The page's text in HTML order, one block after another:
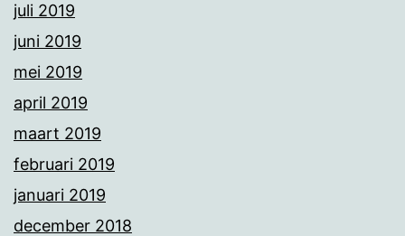
juli 2019
juni 2019
mei 2019
april 2019
maart 2019
februari 2019
januari 2019
december 2018